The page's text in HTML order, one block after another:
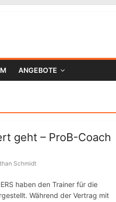
ANGEBOTE
geht – ProB-Coach
Schmidt
haben den Trainer für die
Während der Vertrag mit